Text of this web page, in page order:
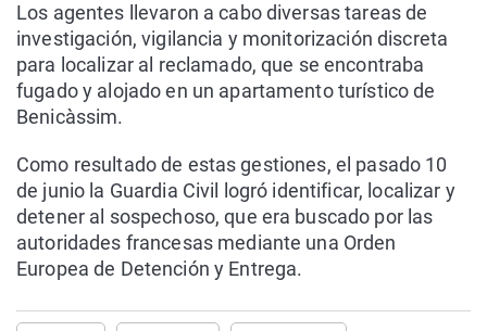
Los agentes llevaron a cabo diversas tareas de
investigación, vigilancia y monitorización discreta
para localizar al reclamado, que se encontraba
fugado y alojado en un apartamento turístico de
Benicàssim.
Como resultado de estas gestiones, el pasado 10
de junio la Guardia Civil logró identificar, localizar y
detener al sospechoso, que era buscado por las
autoridades francesas mediante una Orden
Europea de Detención y Entrega.